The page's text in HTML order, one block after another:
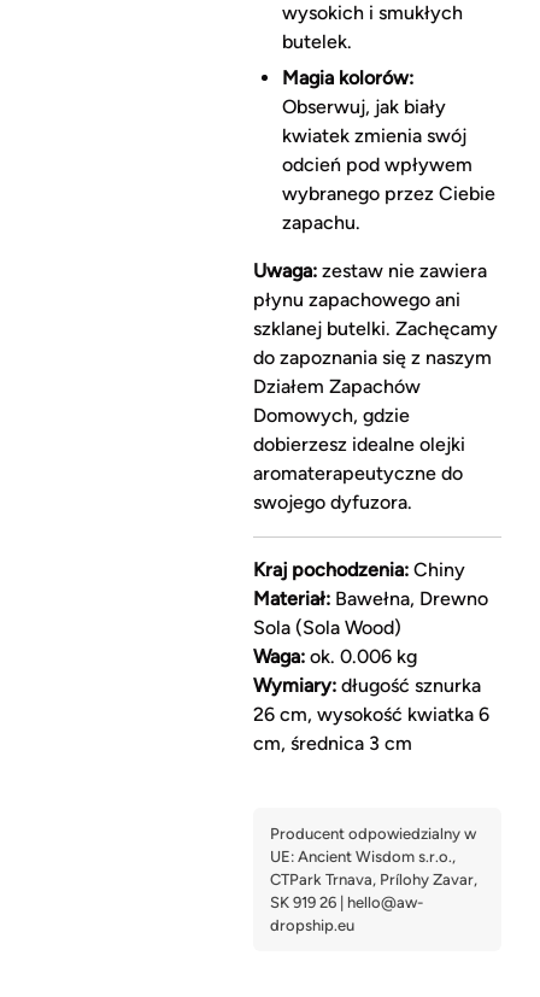
wysokich i smukłych
butelek.
Magia kolorów:
Obserwuj, jak biały
kwiatek zmienia swój
odcień pod wpływem
wybranego przez Ciebie
zapachu.
Uwaga:zestaw nie zawiera
płynu zapachowego ani
szklanej butelki. Zachęcamy
do zapoznania się z naszym
Działem Zapachów
Domowych, gdzie
dobierzesz idealne olejki
aromaterapeutyczne do
swojego dyfuzora.
Kraj pochodzenia:Chiny
Materiał:Bawełna, Drewno
Sola (Sola Wood)
Waga:ok. 0.006 kg
Wymiary:długość sznurka
26 cm, wysokość kwiatka 6
cm, średnica 3 cm